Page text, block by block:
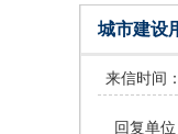
城市建设
来信时间
回复单位